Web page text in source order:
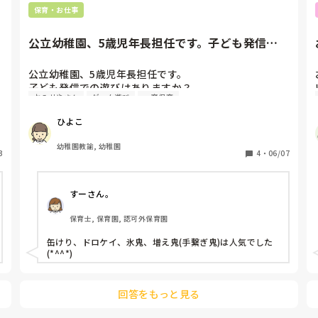
保育・お仕事
公立幼稚園、5歳児年長担任です。子ども発信で
公立幼稚園、5歳児年長担任です。
子ども発信での遊びはありますか？
この季節ならではの感触遊びなど…
みなさんの園ではどのような遊びが流行っていますか？
また、設定保育で使えるルールのある遊びや、
就学に向けてこの時期に取り組んでおきたいことや、お
おみせやさん ゲーム遊び 一斉保育
ひよこ
幼稚園教諭, 幼稚園
4 ・ 06/07
すーさん。
保育士, 保育園, 認可外保育園
缶けり、ドロケイ、氷鬼、増え鬼(手繋ぎ鬼)は人気でした
(*^^*)
回答をもっと見る